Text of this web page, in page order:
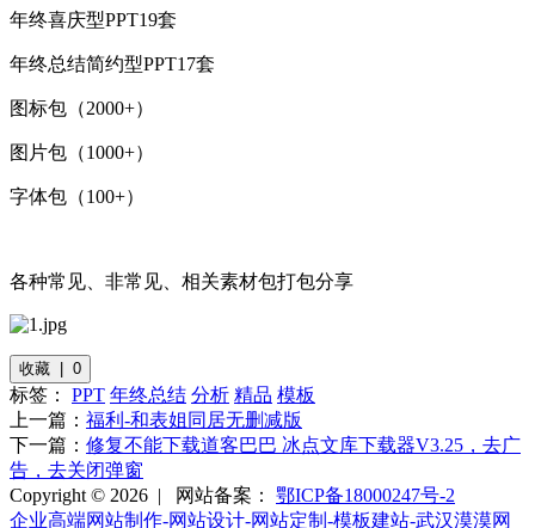
年终喜庆型PPT19套
年终总结简约型PPT17套
图标包（2000+）
图片包（1000+）
字体包（100+）
各种常见、非常见、相关素材包打包分享
收藏 | 0
标签： PPT 年终总结 分析 精品 模板
上一篇： 福利-和表姐同居无删减版
下一篇： 修复不能下载道客巴巴 冰点文库下载器V3.25，去广
告，去关闭弹窗
Copyright © 2026 |
网站备案：
鄂ICP备18000247号-2
企业高端网站制作-网站设计-网站定制-模板建站-武汉漠漠网